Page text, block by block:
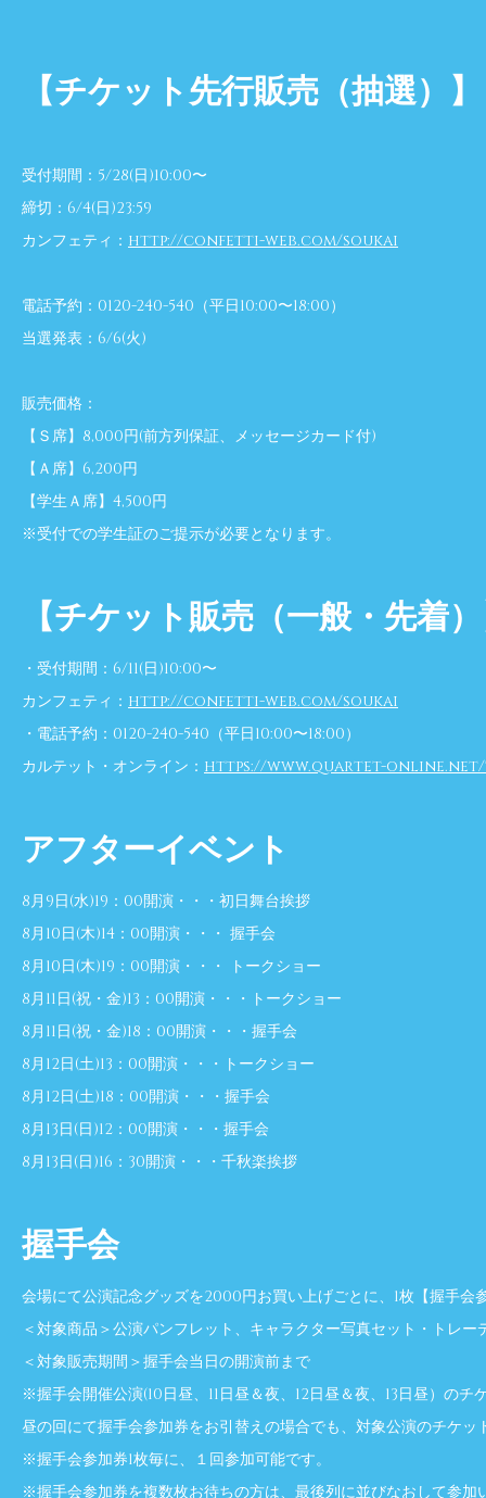
【チケット先行販売（抽選）】
受付期間：5/28(日)10:00〜
締切：6/4(日)23:59
カンフェティ： http://confetti-web.com/soukai
電話予約：0120-240-540（平日10:00〜18:00）
当選発表：6/6(火)
販売価格：
【Ｓ席】8,000円(前方列保証、メッセージカード付)
【Ａ席】6,200円
【学生Ａ席】4,500円
※受付での学生証のご提示が必要となります。
【チケット販売（一般・先着
・受付期間：6/11(日)10:00〜
カンフェティ： http://confetti-web.com/soukai
・電話予約：0120-240-540（平日10:00〜18:00）
カルテット・オンライン： https://www.quartet-
アフターイベント
8月9日(水)19：00開演・・・初日舞台挨拶
8月10日(木)14：00開演・・・ 握手会
8月10日(木)19：00開演・・・ トークショー
8月11日(祝・金)13：00開演・・・トークショー
8月11日(祝・金)18：00開演・・・握手会
8月12日(土)13：00開演・・・トークショー
8月12日(土)18：00開演・・・握手会
8月13日(日)12：00開演・・・握手会
8月13日(日)16：30開演・・・千秋楽挨拶
握手会
会場にて公演記念グッズを2000円お買い上げごとに、1枚【握手会
＜対象商品＞公演パンフレット、キャラクター写真セット・トレー
＜対象販売期間＞握手会当日の開演前まで
※握手会開催公演(10日昼、11日昼＆夜、12日昼＆夜、13日昼）の
昼の回にて握手会参加券をお引替えの場合でも、対象公演のチケ
※握手会参加券1枚毎に、１回参加可能です。
※握手会参加券を複数枚お待ちの方は、最後列に並びなおして参加